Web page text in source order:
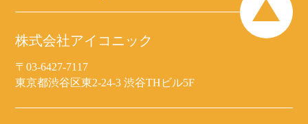
株式会社アイコニック
〒03-6427-7117
東京都渋谷区東2-24-3 渋谷THビル5F